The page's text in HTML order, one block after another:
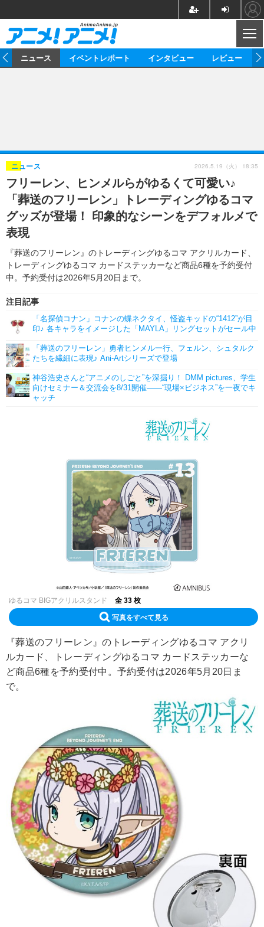
ゲーム グッズ
イベント 海外
海外イベント ビジネス
俳優・タレント アーティスト
ビジネス
アニメ 実写
書評 イベント
動画
アニメ 映画/ドラマ
アニメ！アニメ！TV
連載・コラム
ニュース イベントレポート インタビュー レビュー
フリーレン、ヒンメルらがゆるくて可愛い♪
「葬送のフリーレン」トレーディングゆるコマ
グッズが登場！ 印象的なシーンをデフォルメで
表現
『葬送のフリーレン』のトレーディングゆるコマ アクリルカード、
トレーディングゆるコマ カードステッカーなど商品6種を予約受付
中。予約受付は2026年5月20日まで。
ニュース
注目記事
「名探偵コナン」コナンの蝶ネクタイ、怪盗キッドの“1412”が目
印♪ 各キャラをイメージした「MAYLA」リングセットがセール中
「葬送のフリーレン」勇者ヒンメル一行、フェルン、シュタルク
たちを繊細に表現♪ Ani-Artシリーズで登場
神谷浩史さんと“アニメのしごと”を深掘り！ DMM pictures、学生
向けセミナー＆交流会を8/31開催――“現場×ビジネス”を一夜でキ
ャッチ
2026.5.19（火） 18:35
ゆるコマ BIGアクリルスタンド 全 33 枚
写真をすべて見る
『葬送のフリーレン』のトレーディングゆるコマ アクリ
ルカード、トレーディングゆるコマ カードステッカーな
ど商品6種を予約受付中。予約受付は2026年5月20日ま
で。